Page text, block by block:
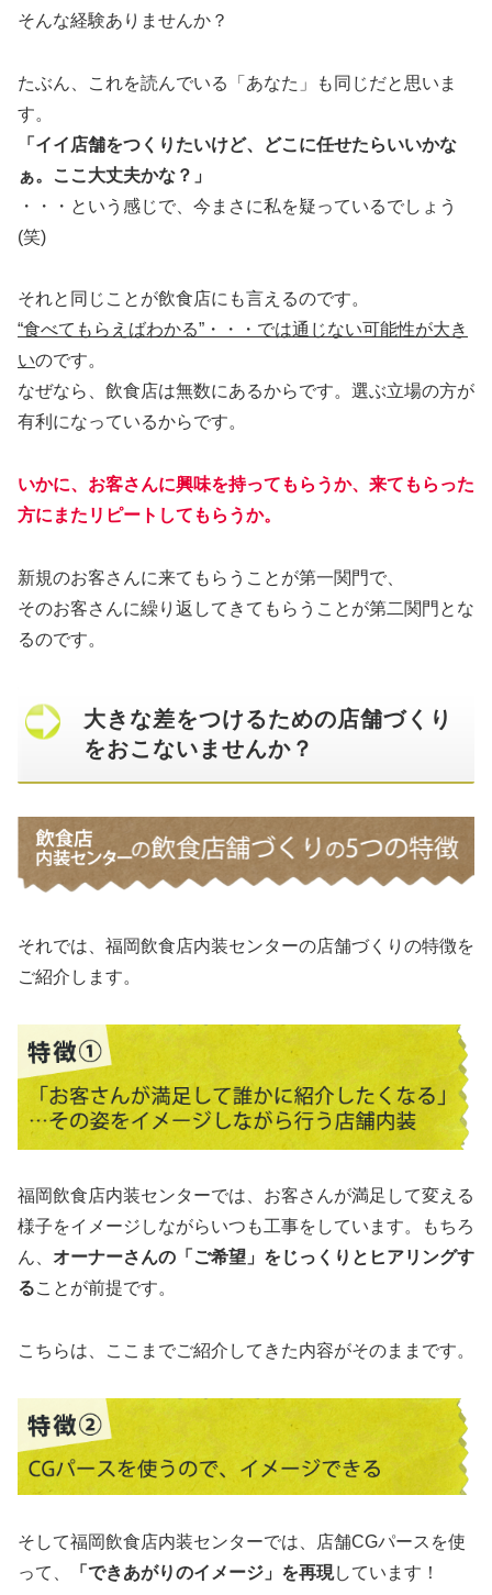
そんな経験ありませんか？
たぶん、これを読んでいる「あなた」も同じだと思いま
す。
「イイ店舗をつくりたいけど、どこに任せたらいいかな
ぁ。ここ大丈夫かな？」
・・・という感じで、今まさに私を疑っているでしょう
(笑)
それと同じことが飲食店にも言えるのです。
“食べてもらえばわかる”・・・では通じない可能性が大き
いのです。
なぜなら、飲食店は無数にあるからです。選ぶ立場の方が
有利になっているからです。
いかに、お客さんに興味を持ってもらうか、来てもらった
方にまたリピートしてもらうか。
新規のお客さんに来てもらうことが第一関門で、
そのお客さんに繰り返してきてもらうことが第二関門とな
るのです。
大きな差をつけるための店舗づくり
をおこないませんか？
それでは、福岡飲食店内装センターの店舗づくりの特徴を
ご紹介します。
福岡飲食店内装センターでは、お客さんが満足して変える
様子をイメージしながらいつも工事をしています。もちろ
ん、 オーナーさんの「ご希望」をじっくりとヒアリングす
ることが前提です。
こちらは、ここまでご紹介してきた内容がそのままです。
そして福岡飲食店内装センターでは、店舗CGパースを使
って、
「できあがりのイメージ」を再現しています！